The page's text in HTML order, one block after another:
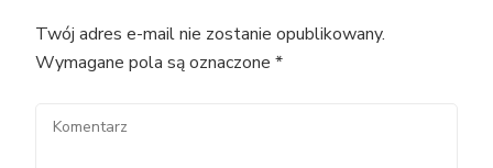
Twój adres e-mail nie zostanie opublikowany.
Wymagane pola są oznaczone *